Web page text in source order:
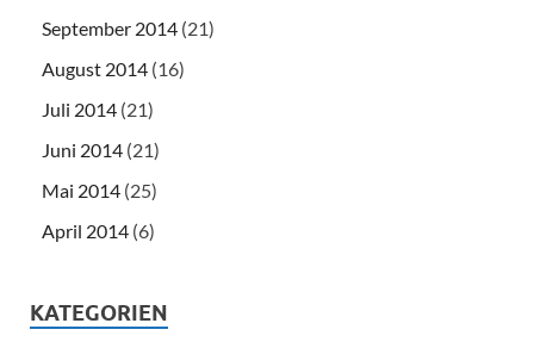
September 2014 (21)
August 2014 (16)
Juli 2014 (21)
Juni 2014 (21)
Mai 2014 (25)
April 2014 (6)
KATEGORIEN